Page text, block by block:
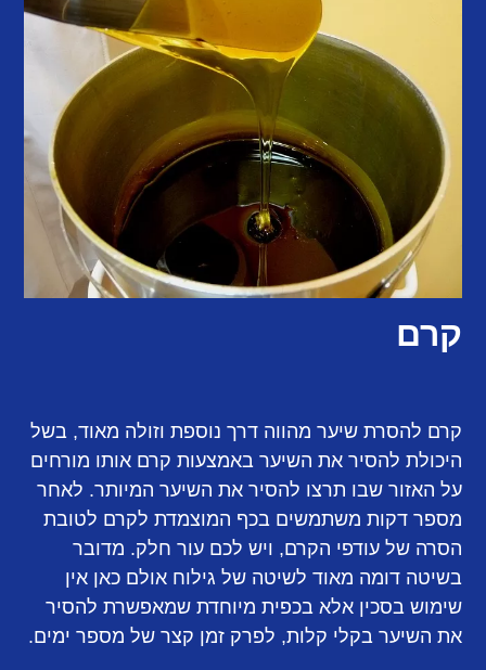
קרם
קרם להסרת שיער מהווה דרך נוספת וזולה מאוד, בשל
היכולת להסיר את השיער באמצעות קרם אותו מורחים
על האזור שבו תרצו להסיר את השיער המיותר. לאחר
מספר דקות משתמשים בכף המוצמדת לקרם לטובת
הסרה של עודפי הקרם, ויש לכם עור חלק. מדובר
בשיטה דומה מאוד לשיטה של גילוח אולם כאן אין
שימוש בסכין אלא בכפית מיוחדת שמאפשרת להסיר
את השיער בקלי קלות, לפרק זמן קצר של מספר ימים.